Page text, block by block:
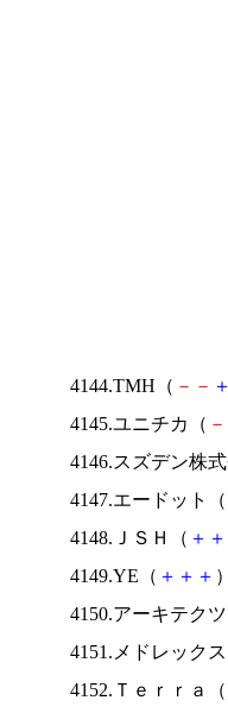
4144.TMH（ － －
4145.ユニチカ（ －
4146.スズデン株
4147.エードット（
4148.ＪＳＨ（ ＋ ＋
4149.YE（ ＋ ＋ ＋
4150.アーキテク
4151.メドレック
4152.Ｔｅｒｒａ（